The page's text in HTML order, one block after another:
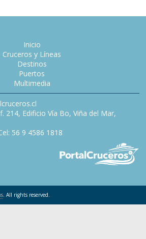
Inicio
Cruceros y Líneas
Destinos
Puertos
Multimedia
214, Edificio Vía Bo, Viña del Mar,
56 9 4586 1818
. All rights reserved.